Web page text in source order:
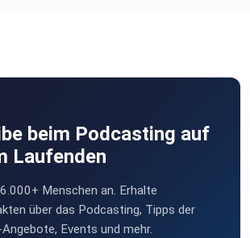
beim Podcasting auf
Laufenden
Menschen an. Erhalte
über das Podcasting, Tipps der
Events und mehr.